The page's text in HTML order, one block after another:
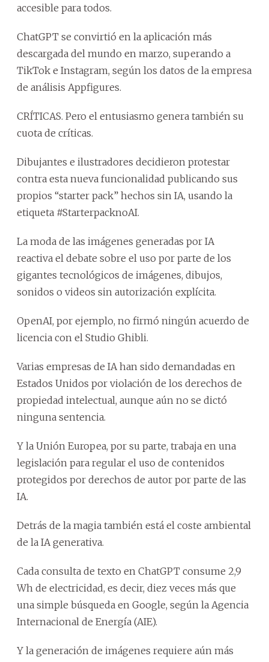
accesible para todos.
ChatGPT se convirtió en la aplicación más
descargada del mundo en marzo, superando a
TikTok e Instagram, según los datos de la empresa
de análisis Appfigures.
CRÍTICAS. Pero el entusiasmo genera también su
cuota de críticas.
Dibujantes e ilustradores decidieron protestar
contra esta nueva funcionalidad publicando sus
propios “starter pack” hechos sin IA, usando la
etiqueta #StarterpacknoAI.
La moda de las imágenes generadas por IA
reactiva el debate sobre el uso por parte de los
gigantes tecnológicos de imágenes, dibujos,
sonidos o videos sin autorización explícita.
OpenAI, por ejemplo, no firmó ningún acuerdo de
licencia con el Studio Ghibli.
Varias empresas de IA han sido demandadas en
Estados Unidos por violación de los derechos de
propiedad intelectual, aunque aún no se dictó
ninguna sentencia.
Y la Unión Europea, por su parte, trabaja en una
legislación para regular el uso de contenidos
protegidos por derechos de autor por parte de las
IA.
Detrás de la magia también está el coste ambiental
de la IA generativa.
Cada consulta de texto en ChatGPT consume 2,9
Wh de electricidad, es decir, diez veces más que
una simple búsqueda en Google, según la Agencia
Internacional de Energía (AIE).
Y la generación de imágenes requiere aún más